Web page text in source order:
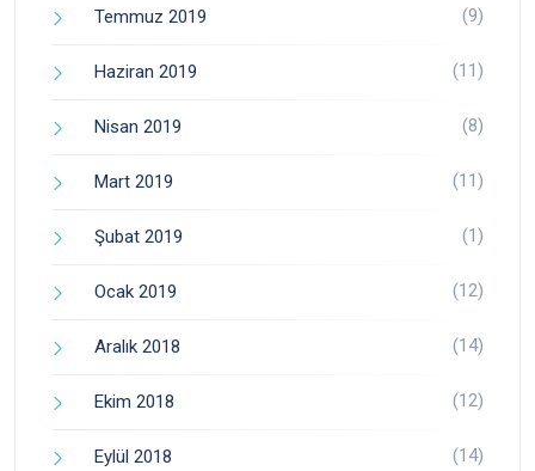
Temmuz 2019 (9)
Haziran 2019 (11)
Nisan 2019 (8)
Mart 2019 (11)
Şubat 2019 (1)
Ocak 2019 (12)
Aralık 2018 (14)
Ekim 2018 (12)
Eylül 2018 (14)